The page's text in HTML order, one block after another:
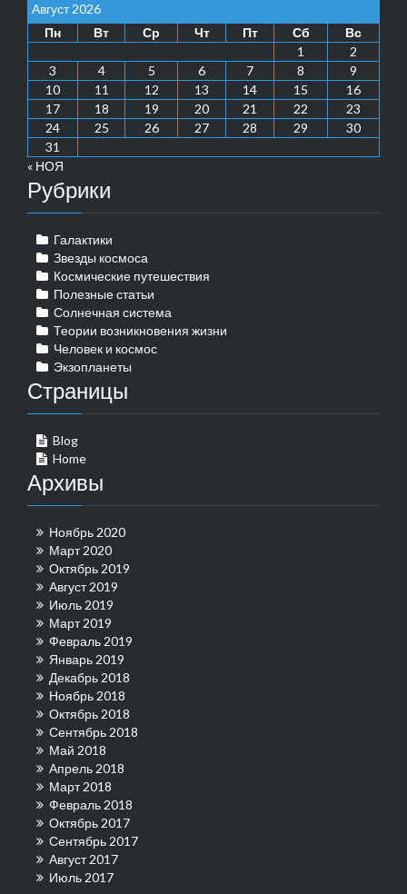
Август 2026
Пн
Вт Ср Чт Пт Сб
Вс
1
2
3
4 5 6 7 8
9
10
11 12 13 14 15
16
17
18 19 20 21 22
23
24
25 26 27 28 29
30
31
« НОЯ
Рубрики
Галактики
Звезды космоса
Космические путешествия
Полезные статьи
Солнечная система
Теории возникновения жизни
Человек и космос
Экзопланеты
Страницы
Blog
Home
Архивы
Ноябрь 2020
Март 2020
Октябрь 2019
Август 2019
Июль 2019
Март 2019
Февраль 2019
Январь 2019
Декабрь 2018
Ноябрь 2018
Октябрь 2018
Сентябрь 2018
Май 2018
Апрель 2018
Март 2018
Февраль 2018
Октябрь 2017
Сентябрь 2017
Август 2017
Июль 2017